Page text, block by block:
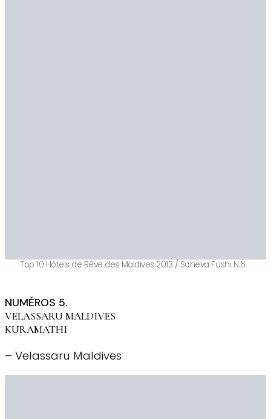
Top 10 Hôtels de Rêve des Maldives 2013 / Soneva Fushi N.6.
NUMÉROS 5.
VELASSARU MALDIVES
KURAMATHI
– Velassaru Maldives